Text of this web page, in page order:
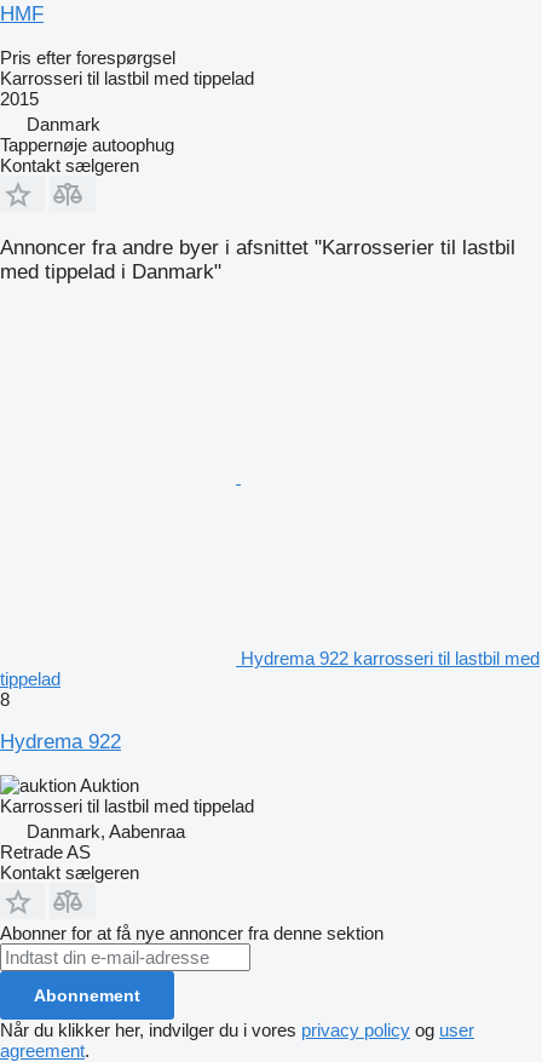
HMF
Pris efter forespørgsel
Karrosseri til lastbil med tippelad
2015
Danmark
Tappernøje autoophug
Kontakt sælgeren
Annoncer fra andre byer i afsnittet "Karrosserier til lastbil
med tippelad i Danmark"
Hydrema 922 karrosseri til lastbil med
tippelad
8
Hydrema 922
Auktion
Karrosseri til lastbil med tippelad
Danmark, Aabenraa
Retrade AS
Kontakt sælgeren
Abonner for at få nye annoncer fra denne sektion
Abonnement
Når du klikker her, indvilger du i vores privacy policy og user
agreement.